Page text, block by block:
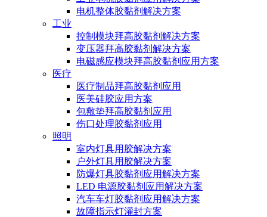
电机整体胶黏剂解决方案
工业
控制模块拜高胶黏剂解决方案
变压器拜高胶黏剂解决方案
电磁感应模块拜高胶黏剂应用方案
医疗
医疗制品拜高胶黏剂应用
医美硅胶应用方案
包敷垫拜高胶黏剂应用
伤口处理胶黏剂应用
照明
室内灯具用胶解决方案
户外灯具用胶解决方案
防爆灯具胶黏剂应用解决方案
LED 电源胶黏剂应用解决方案
汽车车灯胶黏剂应用解决方案
故障指示灯灌封方案